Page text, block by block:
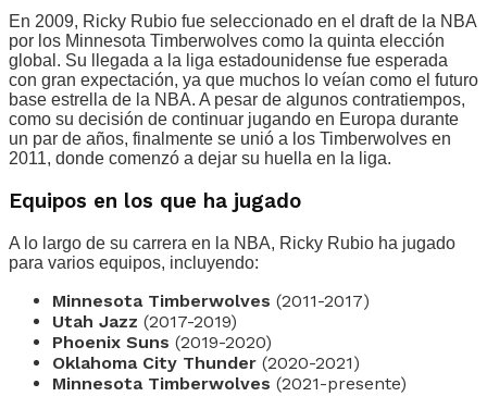
En 2009, Ricky Rubio fue seleccionado en el draft de la NBA
por los Minnesota Timberwolves como la quinta elección
global. Su llegada a la liga estadounidense fue esperada
con gran expectación, ya que muchos lo veían como el futuro
base estrella de la NBA. A pesar de algunos contratiempos,
como su decisión de continuar jugando en Europa durante
un par de años, finalmente se unió a los Timberwolves en
2011, donde comenzó a dejar su huella en la liga.
Equipos en los que ha jugado
A lo largo de su carrera en la NBA, Ricky Rubio ha jugado
para varios equipos, incluyendo:
Minnesota Timberwolves (2011-2017)
Utah Jazz (2017-2019)
Phoenix Suns (2019-2020)
Oklahoma City Thunder (2020-2021)
Minnesota Timberwolves (2021-presente)